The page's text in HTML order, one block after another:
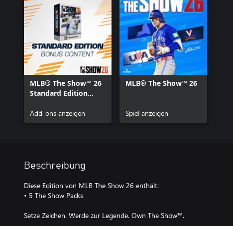
MLB® The Show™ 26
Standard Edition
Add-ons anzeigen
MLB® The Show™ 26
Spiel anzeigen
Beschreibung
Diese Edition von MLB The Show 26 enthält:
• 5 The Show Packs
Setze Zeichen. Werde zur Legende. Own The Show™.